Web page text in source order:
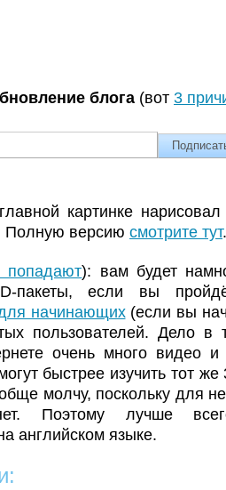
блога (вот 3
картинке
Полную версию смотрите тут.
попадают): вам будет
пакеты, если вы
начинающих(если вы
пользователей. Дело в
очень много видео и
быстрее изучить тот
молчу, поскольку для
Поэтому лучше
английском языке.